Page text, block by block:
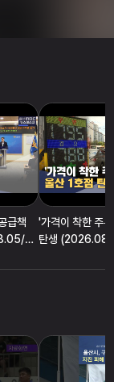
급책
뉴
'가격이 착한 주
탄생